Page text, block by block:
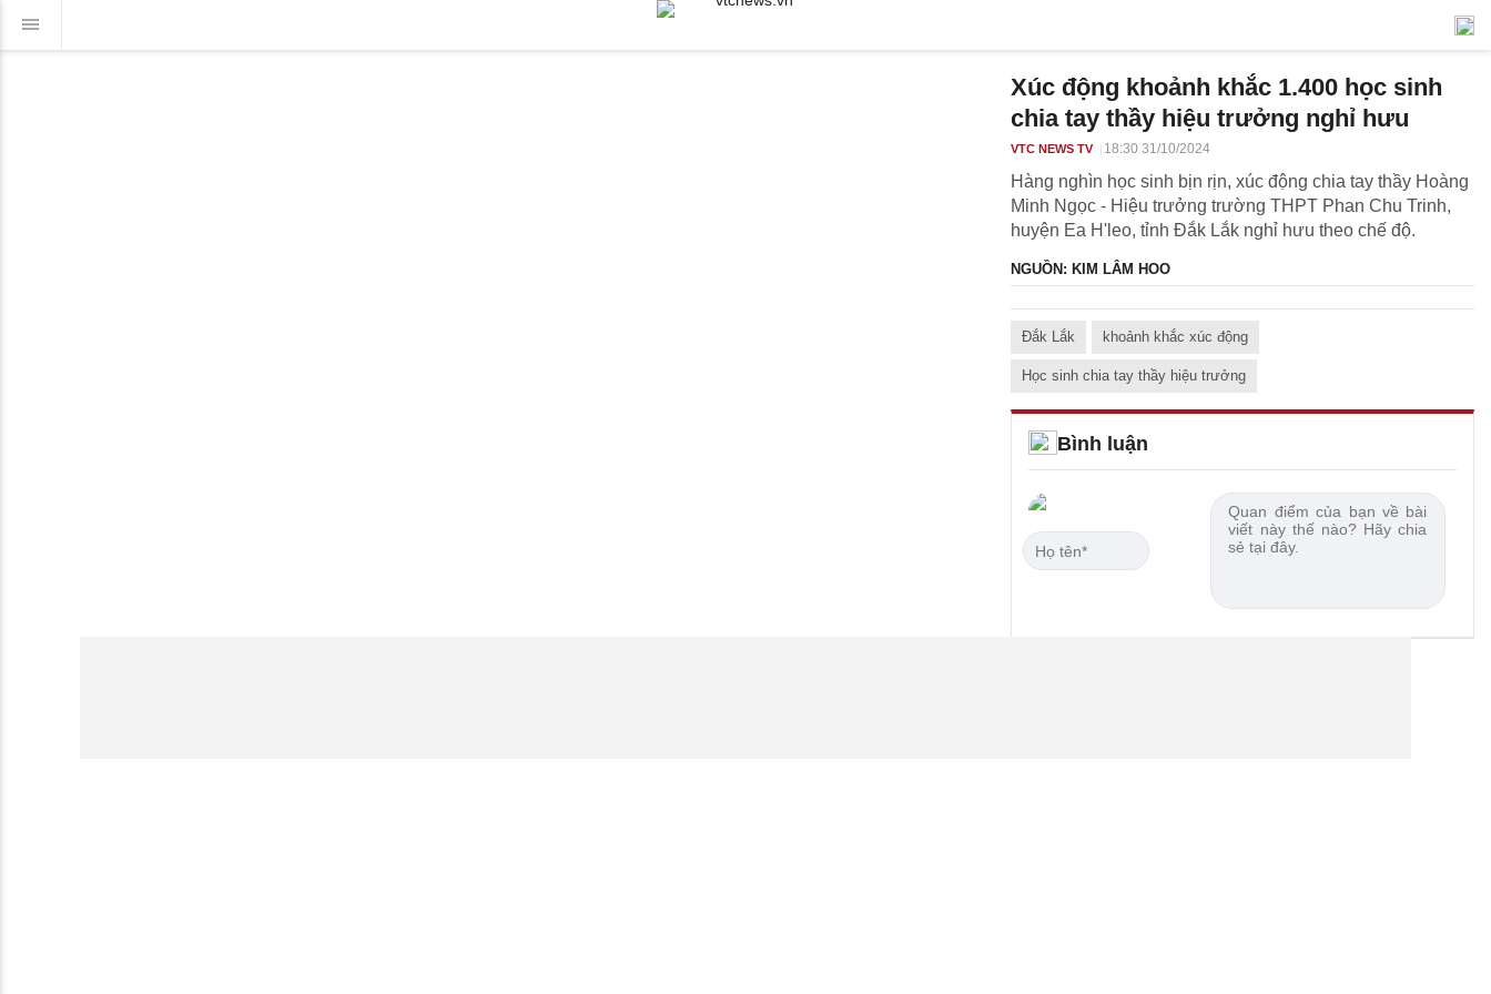
Xúc động khoảnh khắc 1.400 học sinh
chia tay thầy hiệu trưởng nghỉ hưu
VTC NEWS TV 18:30 31/10/2024
Hàng nghìn học sinh bịn rịn, xúc động chia tay thầy Hoàng
Minh Ngọc - Hiệu trưởng trường THPT Phan Chu Trinh,
huyện Ea H'leo, tỉnh Đắk Lắk nghỉ hưu theo chế độ.
NGUỒN: KIM LÂM HOO
Đắk Lắk khoảnh khắc xúc động
Học sinh chia tay thầy hiệu trưởng
Bình luận